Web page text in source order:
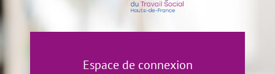
Espace de connexion